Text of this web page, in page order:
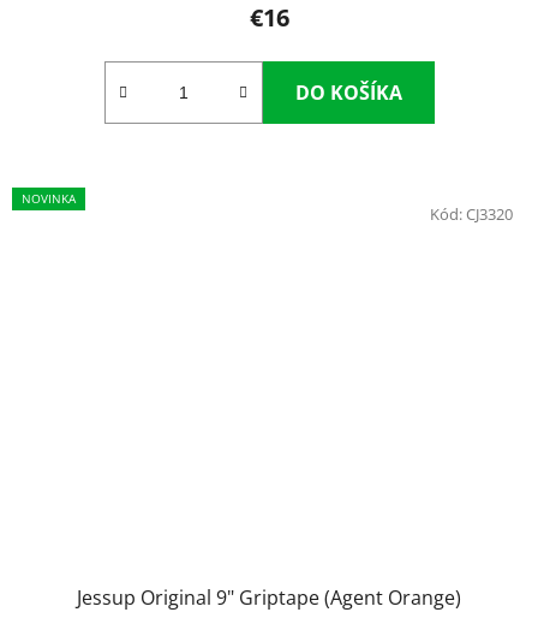
€16
DO KOŠÍKA
NOVINKA
Jessup Original 9" Griptape (Agent Orange)
Kód:CJ3320